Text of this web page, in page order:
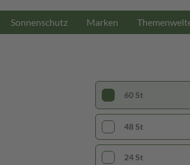
Sonnenschutz Marken
60 St
48 St
24 St